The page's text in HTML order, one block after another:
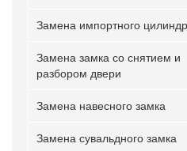
Замена импортного
Замена замка со снятием и
разбором двери
Замена навесного замка
Замена сувальдного замка